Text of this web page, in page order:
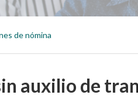
de nómina
auxilio de